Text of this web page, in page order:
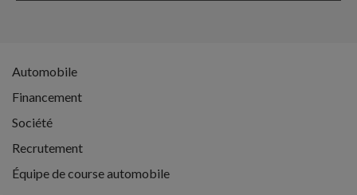
Automobile
Financement
Société
Recrutement
Équipe de course automobile